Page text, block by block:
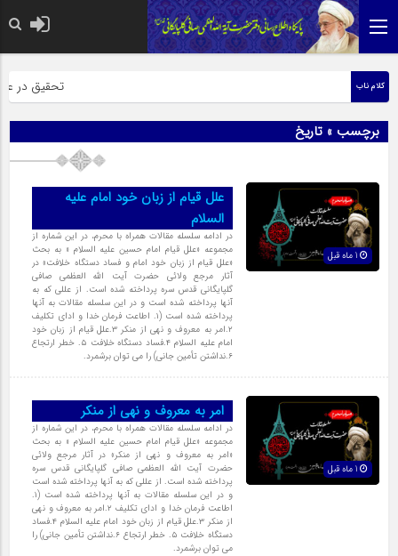
کلام ناب تحقیق در
برچسب » تاریخ
علل قیام از زبان خود امام علیه
السلام
در ادامه سلسله مقالات همراه با محرم، در این شماره از
مجموعه «علل قیام امام حسین علیه السلام « به بحث
«علل قیام از زبان خود امام و فساد دستگاه خلافت» در
آثار مرجع ولائی حضرت آیت الله العظمی صافی
گلپایگانی قدس سره پرداخته شده است. از عللی که به
آنها پرداخته شده است و در این سلسله مقالات به آنها
پرداخته شده است (۱. اطاعت فرمان خدا و ادای تکلیف
۲.امر به معروف و نهی از منکر ۳.علل قیام از زبان خود
امام علیه السلام ۴.فساد دستگاه خلافت ۵. خطر ارتجاع
۶.نداشتن تأمین جانی) را می توان برشمرد.
امر به معروف و نهی از منکر
در ادامه سلسله مقالات همراه با محرم، در این شماره از
مجموعه «علل قیام امام حسین علیه السلام « به بحث
«امر به معروف و نهی از منکر» در آثار مرجع ولائی
حضرت آیت الله العظمی صافی گلپایگانی قدس سره
پرداخته شده است. از عللی که به آنها پرداخته شده است
و در این سلسله مقالات به آنها پرداخته شده است (۱.
اطاعت فرمان خدا و ادای تکلیف ۲.امر به معروف و نهی
از منکر ۳.علل قیام از زبان خود امام علیه السلام ۴.فساد
دستگاه خلافت ۵. خطر ارتجاع ۶.نداشتن تأمین جانی) را
می توان برشمرد.